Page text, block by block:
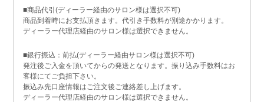
■商品代引(ディーラー経由のサロン様は選択不可)
商品到着時にお支払頂きます。代引き手数料が別途かかります。
ディーラー代理店経由のサロン様は選択できません。
■銀行振込：前払(ディーラー経由サロン様は選択不可)
発注後ご入金を頂いてからの発送となります。振り込み手数料はお
客様にてご負担下さい。
振込み先口座情報はご注文後ご連絡差し上げます。
ディーラー代理店経由のサロン様は選択できません。